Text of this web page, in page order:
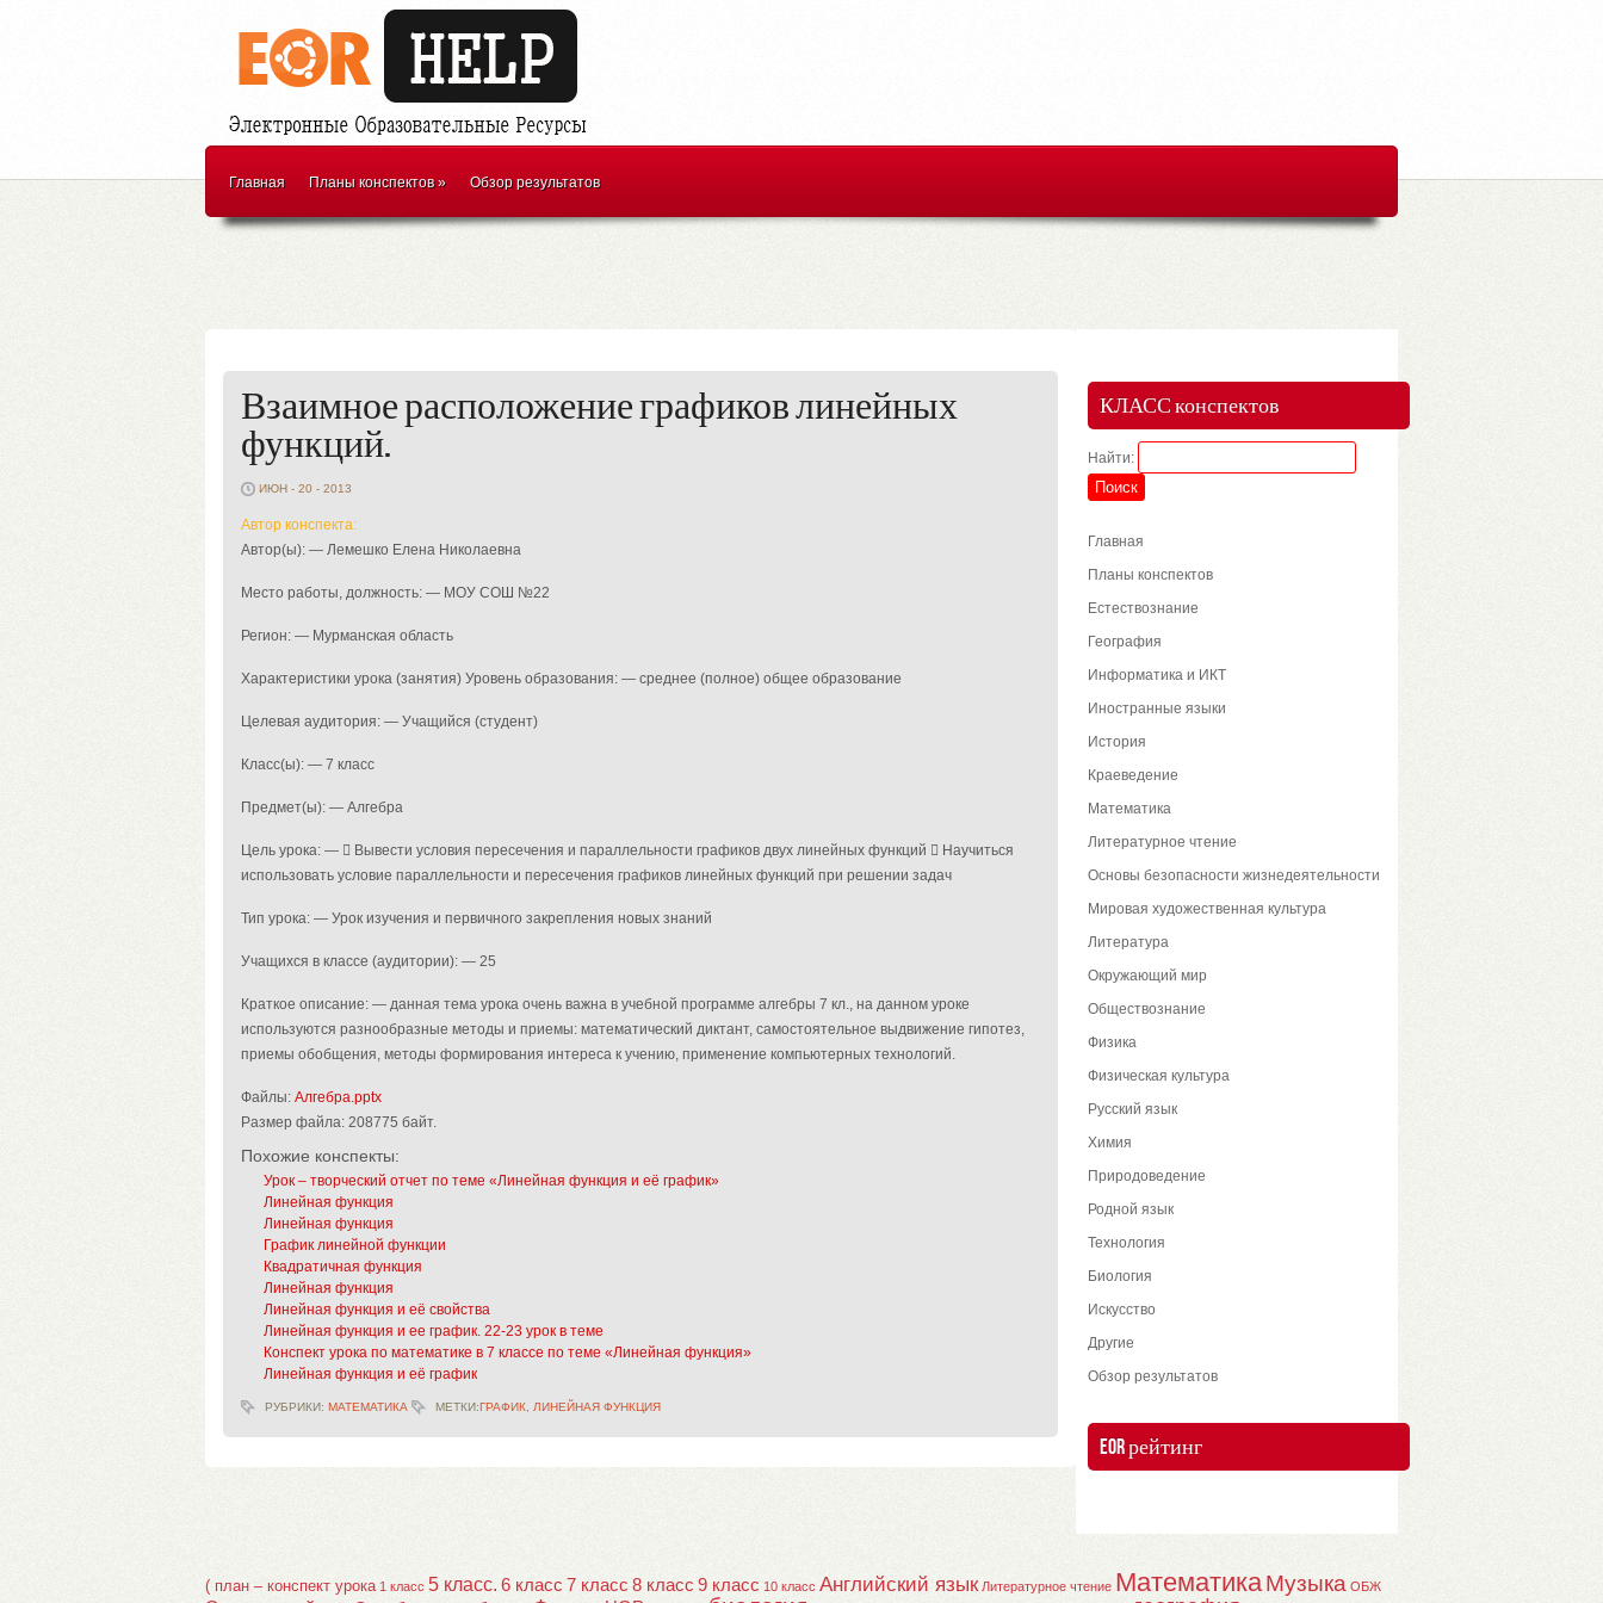
Главная Планы конспектов» Обзор результатов
Взаимное расположение графиков линейных
функций.
ИЮН - 20 - 2013
Автор конспекта:
Автор(ы): — Лемешко Елена Николаевна
Место работы, должность: — МОУ СОШ №22
Регион: — Мурманская область
Характеристики урока (занятия) Уровень образования: — среднее (полное) общее образование
Целевая аудитория: — Учащийся (студент)
Класс(ы): — 7 класс
Предмет(ы): — Алгебра
Цель урока: —  Вывести условия пересечения и параллельности графиков двух линейных функций  Научиться
использовать условие параллельности и пересечения графиков линейных функций при решении задач
Тип урока: — Урок изучения и первичного закрепления новых знаний
Учащихся в классе (аудитории): — 25
Краткое описание: — данная тема урока очень важна в учебной программе алгебры 7 кл., на данном уроке
используются разнообразные методы и приемы: математический диктант, самостоятельное выдвижение гипотез,
приемы обобщения, методы формирования интереса к учению, применение компьютерных технологий.
Файлы: Алгебра.pptx
Размер файла: 208775 байт.
Похожие конспекты:
Урок – творческий отчет по теме «Линейная функция и её график»
Линейная функция
Линейная функция
График линейной функции
Квадратичная функция
Линейная функция
Линейная функция и её свойства
Линейная функция и ее график. 22-23 урок в теме
Конспект урока по математике в 7 классе по теме «Линейная функция»
Линейная функция и её график
РУБРИКИ: МАТЕМАТИКА МЕТКИ:ГРАФИК ЛИНЕЙНАЯ ФУНКЦИЯ
КЛАСС конспектов
Найти:
Главная
Планы конспектов
Естествознание
География
Информатика и ИКТ
Иностранные языки
История
Краеведение
Математика
Литературное чтение
Основы безопасности жизнедеятельности
Мировая художественная культура
Литература
Окружающий мир
Обществознание
Физика
Физическая культура
Русский язык
Химия
Природоведение
Родной язык
Технология
Биология
Искусство
Другие
Обзор результатов
EOR рейтинг
( план – конспект урока 1 класс 5 класс. 6 класс 7 класс 8 класс 9 класс 10 класс Английский язык Литературное чтение МатематикаМузыка ОБЖ